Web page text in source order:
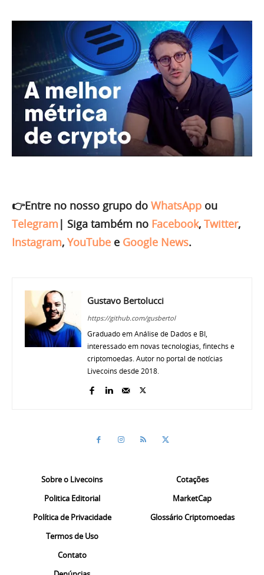
👉Entre no nosso grupo do WhatsApp ou
Telegram | Siga também no Facebook, Twitter,
Instagram, YouTube e Google News.
Gustavo Bertolucci
https://github.com/gusbertol
Graduado em Análise de Dados e BI,
interessado em novas tecnologias, fintechs e
criptomoedas. Autor no portal de notícias
Livecoins desde 2018.
Sobre o Livecoins
Politica Editorial
Política de Privacidade
Termos de Uso
Contato
Cotações
MarketCap
Glossário Criptomoedas